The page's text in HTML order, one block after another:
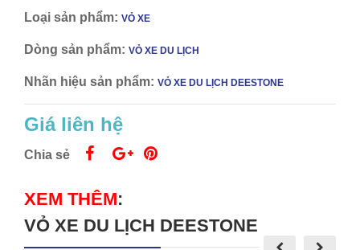
Loại sản phẩm: VỎ XE
Dòng sản phẩm: VỎ XE DU LỊCH
Nhãn hiệu sản phẩm: VỎ XE DU LỊCH DEESTONE
Giá liên hệ
Chia sẻ
XEM THÊM:
VỎ XE DU LỊCH DEESTONE